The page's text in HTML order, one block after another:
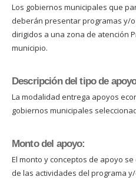
Los gobiernos municipales que
deberán presentar programas y/
dirigidos a una zona de atención
municipio.
Descripción del tipo de
La modalidad entrega apoyos
gobiernos municipales
Monto del apoyo:
El monto y conceptos de apoyo
de las actividades del programa